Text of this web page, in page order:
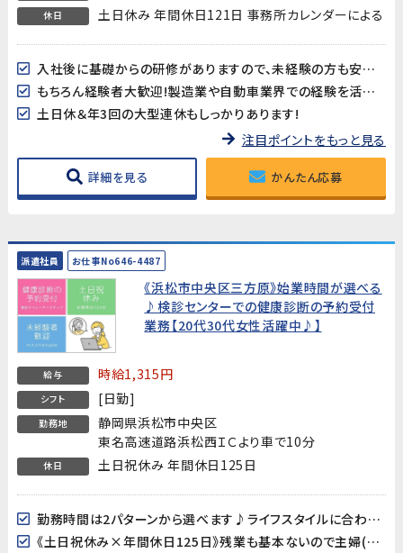
休日 土日休み 年間休日121日 事務所カレンダーによる
入社後に基礎からの研修がありますので、未経験の方も安心してスタートできます♪
もちろん経験者大歓迎!製造業や自動車業界での経験を活かしたい方も是非!
土日休＆年3回の大型連休もしっかりあります!
注目ポイントをもっと見る
詳細を見る かんたん応募
派遣社員 お仕事No646-4487
《浜松市中央区三方原》始業時間が選べる
♪検診センターでの健康診断の予約受付
業務【20代30代女性活躍中♪】
給与 時給1,315円
シフト [日勤]
勤務地
静岡県浜松市中央区
東名高速道路浜松西ＩＣより車で10分
休日 土日祝休み 年間休日125日
勤務時間は2パターンから選べます♪ライフスタイルに合わせてご相談ください！
《土日祝休み×年間休日125日》残業も基本ないので主婦(夫)の方も働きやすい♪